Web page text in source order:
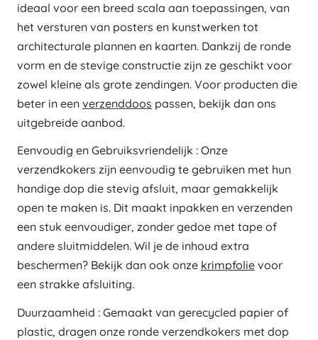
ideaal voor een breed scala aan toepassingen, van
het versturen van posters en kunstwerken tot
architecturale plannen en kaarten. Dankzij de ronde
vorm en de stevige constructie zijn ze geschikt voor
zowel kleine als grote zendingen. Voor producten die
beter in een verzenddoos passen, bekijk dan ons
uitgebreide aanbod.
Eenvoudig en Gebruiksvriendelijk : Onze
verzendkokers zijn eenvoudig te gebruiken met hun
handige dop die stevig afsluit, maar gemakkelijk
open te maken is. Dit maakt inpakken en verzenden
een stuk eenvoudiger, zonder gedoe met tape of
andere sluitmiddelen. Wil je de inhoud extra
beschermen? Bekijk dan ook onze krimpfolie voor
een strakke afsluiting.
Duurzaamheid : Gemaakt van gerecycled papier of
plastic, dragen onze ronde verzendkokers met dop